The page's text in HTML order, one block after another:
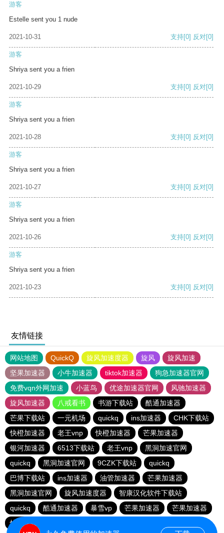
游客
Estelle sent you 1 nude
2021-10-31 支持[0] 反对[0]
游客
Shriya sent you a frien
2021-10-29 支持[0] 反对[0]
游客
Shriya sent you a frien
2021-10-28 支持[0] 反对[0]
游客
Shriya sent you a frien
2021-10-27 支持[0] 反对[0]
游客
Shriya sent you a frien
2021-10-26 支持[0] 反对[0]
游客
Shriya sent you a frien
2021-10-23 支持[0] 反对[0]
友情链接
网站地图 QuickQ 旋风加速度器 旋风
旋风加速
坚果加速器
小牛加速器 tiktok加速器
狗急加速器官网
免费vqn外网加速
小蓝鸟 优途加速器官网
风驰加速器
旋风加速器
八戒看书 书游下载站
酷通加速器
芒果下载站
一元机场 quickq ins加速器
CHK下载站
快橙加速器
老王vnp 快橙加速器
芒果加速器
银河加速器
6513下载站 老王vnp
黑洞加速官网
quickq
黑洞加速官网 9CZK下载站
quickq
巴博下载站
ins加速器 油管加速器
芒果加速器
黑洞加速官网
旋风加速度器
智康汉化软件下载站
quickq
酷通加速器 暴雪vp 芒果加速器
芒果加速器
快橙加速器